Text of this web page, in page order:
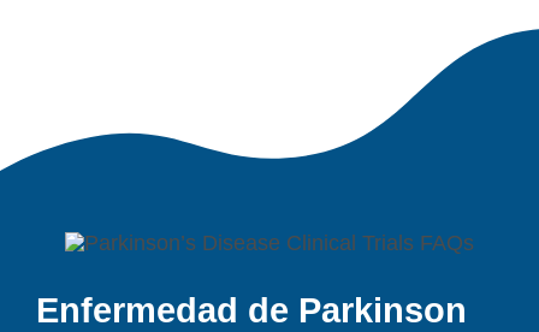
Enfermedad de Parkinson